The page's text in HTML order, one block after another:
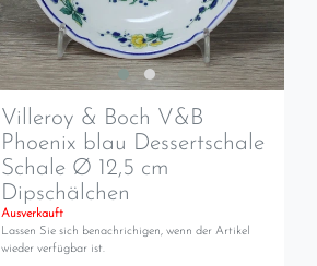
Villeroy & Boch V&B
Phoenix blau Dessertschale
Schale Ø 12,5 cm
Dipschälchen
Ausverkauft
Lassen Sie sich benachrichigen, wenn der Artikel
wieder verfügbar ist.